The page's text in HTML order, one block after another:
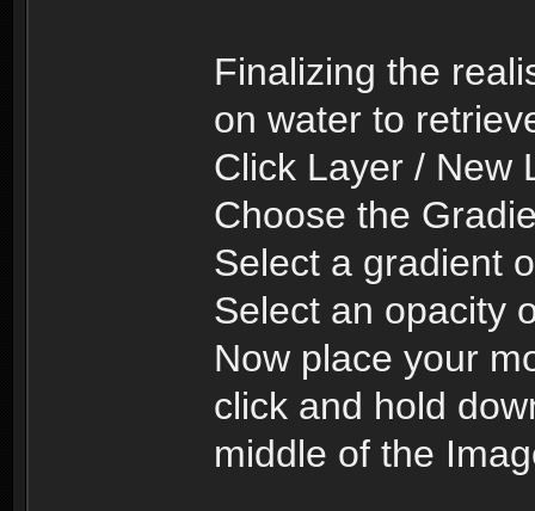
Finalizing the
on water to
Click Layer / New
Choose the
Select a gradient
Select an opacity
Now place your
click and hold
middle of the